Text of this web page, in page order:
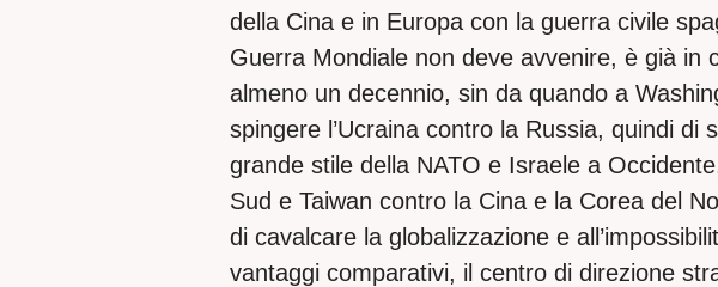
della Cina e in Europa con la guerra civile
Guerra Mondiale non deve avvenire, è già in
almeno un decennio, sin da quando a
spingere l’Ucraina contro la Russia, quindi di
grande stile della NATO e Israele a
Sud e Taiwan contro la Cina e la Corea del
di cavalcare la globalizzazione e
vantaggi comparativi, il centro di direzione